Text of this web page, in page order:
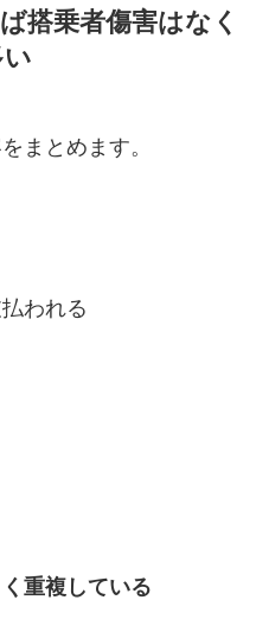
搭乗者傷害はなく
まとめます。
われる
重複している